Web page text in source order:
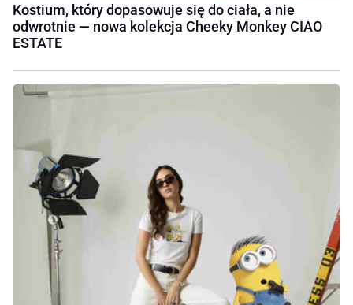
Kostium, który dopasowuje się do ciała, a nie
odwrotnie — nowa kolekcja Cheeky Monkey CIAO
ESTATE